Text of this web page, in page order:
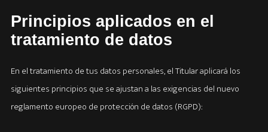
Principios aplicados en el
tratamiento de datos
En el tratamiento de tus datos personales, el Titular aplicará los
siguientes principios que se ajustan a las exigencias del nuevo
reglamento europeo de protección de datos (RGPD):